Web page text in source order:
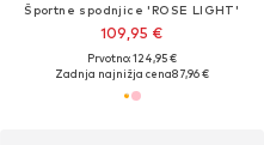
Športne spodnjice 'ROSE LIGHT'
109,95 €
Prvotno: 124,95 €
Zadnja najnižja cena87,96 €